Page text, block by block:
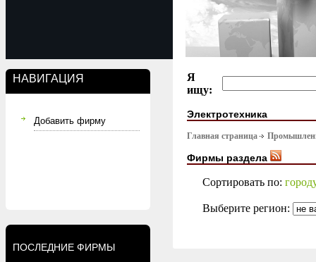
НАВИГАЦИЯ
Добавить фирму
ПОСЛЕДНИЕ ФИРМЫ
Я
ищу:
Электротехника
Главная страница
Фирмы раздела
Сортировать по:
Выберите регион: